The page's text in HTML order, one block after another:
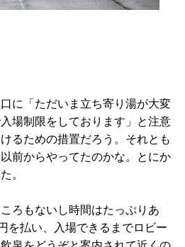
に「ただいま立ち寄り湯が大変
場制限をしております」と注意
るための措置だろう。それとも
前からやってたのかな。とにか
。
ろもないし時間はたっぷりあ
を払い、入場できるまでロビー